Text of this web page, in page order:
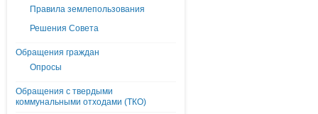
Правила землепользования
Решения Совета
Обращения граждан
Опросы
Обращения с твердыми
коммунальными отходами (ТКО)